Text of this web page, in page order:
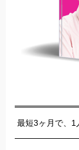
最短3ヶ月で、1